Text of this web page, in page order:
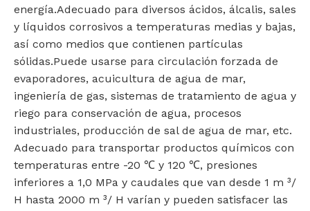
energía.Adecuado para diversos ácidos, álcalis, sales
y líquidos corrosivos a temperaturas medias y bajas,
así como medios que contienen partículas
sólidas.Puede usarse para circulación forzada de
evaporadores, acuicultura de agua de mar,
ingeniería de gas, sistemas de tratamiento de agua y
riego para conservación de agua, procesos
industriales, producción de sal de agua de mar, etc.
Adecuado para transportar productos químicos con
temperaturas entre -20 ℃ y 120 ℃, presiones
inferiores a 1,0 MPa y caudales que van desde 1 m ³/
H hasta 2000 m ³/ H varían y pueden satisfacer las